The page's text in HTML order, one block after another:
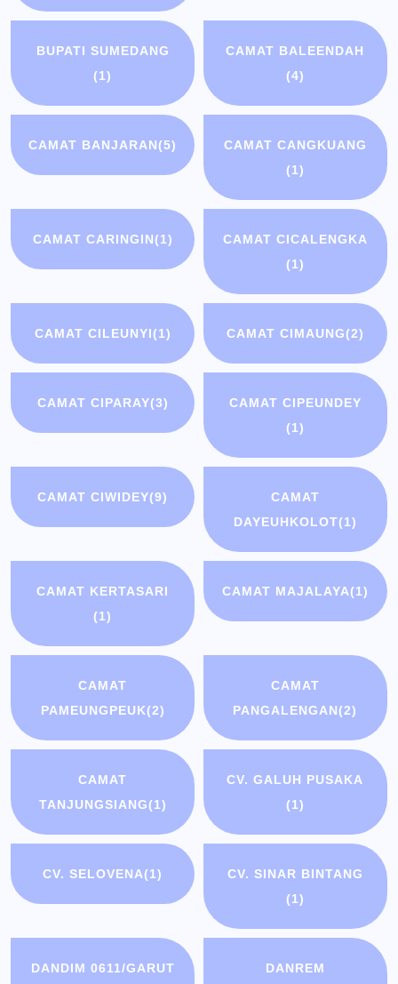
BUPATI SUMEDANG
(1)
CAMAT BALEENDAH
(4)
CAMAT BANJARAN(5)
CAMAT CANGKUANG
(1)
CAMAT CARINGIN(1)
CAMAT CICALENGKA
(1)
CAMAT CILEUNYI(1) CAMAT CIMAUNG(2)
CAMAT CIPARAY(3)
CAMAT CIPEUNDEY
(1)
CAMAT CIWIDEY(9)
CAMAT
DAYEUHKOLOT(1)
CAMAT KERTASARI
(1)
CAMAT MAJALAYA(1)
CAMAT
PAMEUNGPEUK(2)
CAMAT
PANGALENGAN(2)
CAMAT
TANJUNGSIANG(1)
CV. GALUH PUSAKA
(1)
CV. SELOVENA(1)
CV. SINAR BINTANG
(1)
DANDIM 0611/GARUT
DANREM